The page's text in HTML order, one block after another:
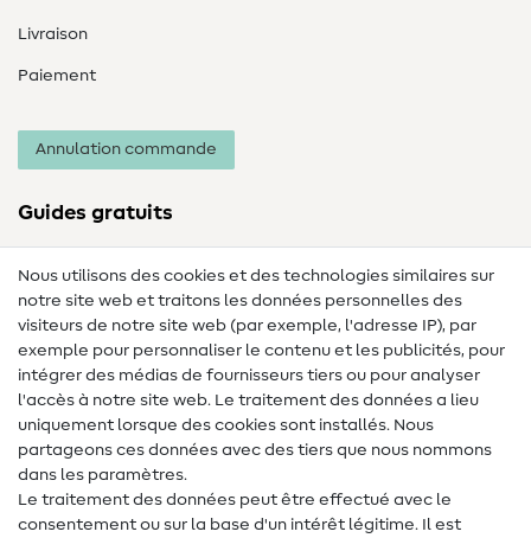
Livraison
Paiement
Annulation commande
Guides gratuits
Lexique de couture
Tutos de couture
Aide & contact
Contact
Changement de propriétaire
FAQ
Nous utilisons des cookies et des technologies similaires sur
notre site web et traitons les données personnelles des
visiteurs de notre site web (par exemple, l'adresse IP), par
exemple pour personnaliser le contenu et les publicités, pour
intégrer des médias de fournisseurs tiers ou pour analyser
l'accès à notre site web. Le traitement des données a lieu
uniquement lorsque des cookies sont installés. Nous
partageons ces données avec des tiers que nous nommons
dans les paramètres.
Le traitement des données peut être effectué avec le
consentement ou sur la base d'un intérêt légitime. Il est